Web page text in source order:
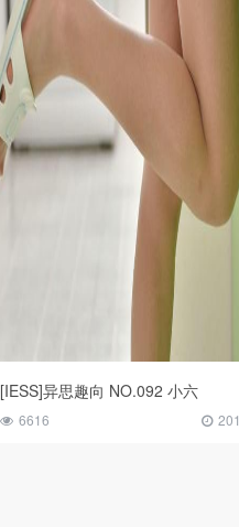
[IESS]异思趣向 NO.092 小六
6616